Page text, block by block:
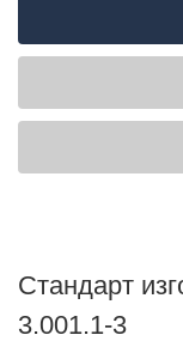
Стандарт
3.001.1-3